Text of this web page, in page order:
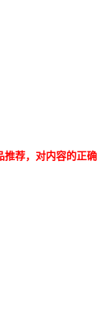
推荐，对内容的正确